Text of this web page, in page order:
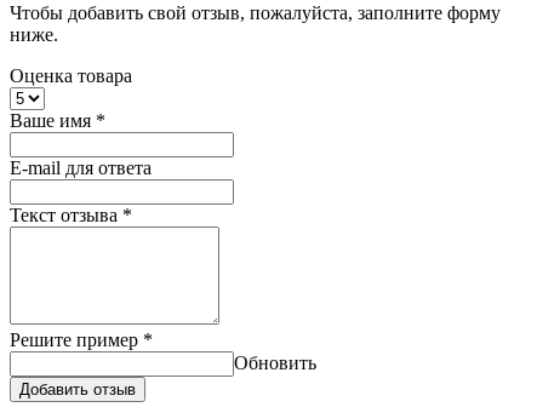
Чтобы добавить свой отзыв, пожалуйста, заполните форму
ниже.
Оценка товара
Ваше имя *
E-mail для ответа
Текст отзыва *
Решите пример *
Обновить
Добавить отзыв